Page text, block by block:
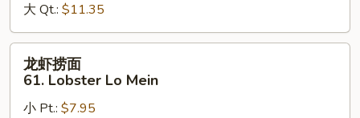
60.
House
Special
Lo
Mein
大 Qt.: $11.35
龙虾捞面
61. Lobster Lo Mein
小 Pt.: $7.95